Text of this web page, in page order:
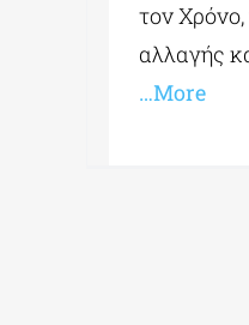
τον
αλλαγής
…More